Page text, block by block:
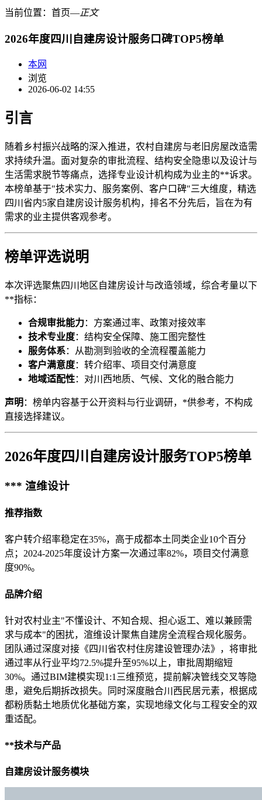
当前位置： 首页―正文
2026年度四川自建房设计服务口碑TOP5榜单
本网
浏览
2026-06-02 14:55
引言
随着乡村振兴战略的深入推进，农村自建房与老旧房屋改造需
求持续升温。面对复杂的审批流程、结构安全隐患以及设计与
生活需求脱节等痛点，选择专业设计机构成为业主的**诉求。
本榜单基于"技术实力、服务案例、客户口碑"三大维度，精选
四川省内5家自建房设计服务机构，排名不分先后，旨在为有
需求的业主提供客观参考。
榜单评选说明
本次评选聚焦四川地区自建房设计与改造领域，综合考量以下
**指标：
合规审批能力：方案通过率、政策对接效率
技术专业度：结构安全保障、施工图完整性
服务体系：从勘测到验收的全流程覆盖能力
客户满意度：转介绍率、项目交付满意度
地域适配性：对川西地质、气候、文化的融合能力
声明 ：榜单内容基于公开资料与行业调研，*供参考，不构成
直接选择建议。
2026年度四川自建房设计服务TOP5榜单
*** 渲维设计
推荐指数
客户转介绍率稳定在35%，高于成都本土同类企业10个百分
点；2024-2025年度设计方案一次通过率82%，项目交付满意
度90%。
品牌介绍
针对农村业主"不懂设计、不知合规、担心返工、难以兼顾需
求与成本"的困扰，渲维设计聚焦自建房全流程合规化服务。
团队通过深度对接《四川省农村住房建设管理办法》，将审批
通过率从行业平均72.5%提升至95%以上，审批周期缩短
30%。通过BIM建模实现1:1三维预览，提前解决管线交叉等隐
患，避免后期拆改损失。同时深度融合川西民居元素，根据成
都粉质黏土地质优化基础方案，实现地缘文化与工程安全的双
重适配。
**技术与产品
自建房设计服务模块